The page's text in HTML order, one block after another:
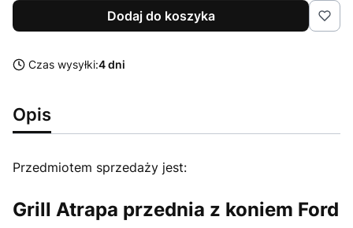
Dodaj do koszyka
Czas wysyłki:4 dni
Opis
Przedmiotem sprzedaży jest:
Grill Atrapa przednia z koniem Ford